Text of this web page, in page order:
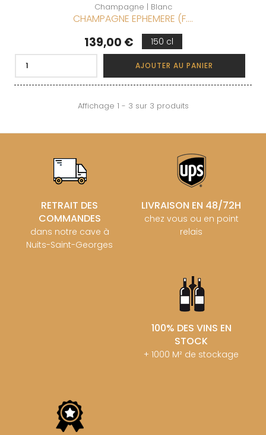
Champagne | Blanc
CHAMPAGNE EPHEMERE (F....
Prix
139,00 € 150 cl
AJOUTER AU PANIER
Affichage 1 - 3 sur 3 produits
RETRAIT DES
COMMANDES
dans notre cave à
Nuits-Saint-Georges
LIVRAISON EN 48/72H
chez vous ou en point
relais
100% DES VINS EN
STOCK
+ 1000 M² de stockage